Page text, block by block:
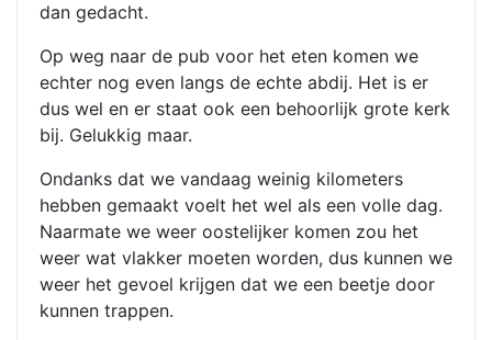
dan gedacht.
Op weg naar de pub voor het eten komen we
echter nog even langs de echte abdij. Het is er
dus wel en er staat ook een behoorlijk grote kerk
bij. Gelukkig maar.
Ondanks dat we vandaag weinig kilometers
hebben gemaakt voelt het wel als een volle dag.
Naarmate we weer oostelijker komen zou het
weer wat vlakker moeten worden, dus kunnen we
weer het gevoel krijgen dat we een beetje door
kunnen trappen.